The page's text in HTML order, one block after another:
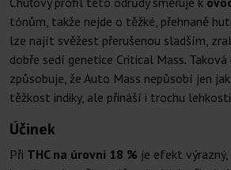
tónům, takže nejde o těžké, přehnaně
lze najít svěžest přerušenou sladším,
dobře sedí genetice Critical Mass. Taková
způsobuje, že Auto Mass nepůsobí jen
těžkost indiky, ale přináší i trochu
Účinek
Při THC na úrovni 18 % je efekt